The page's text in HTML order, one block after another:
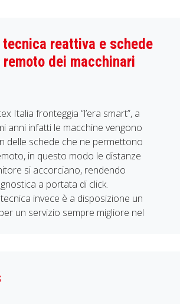
reattiva e schede
dei macchinari
Italia fronteggia “l’era smart”, a
anni infatti le macchine vengono
delle schede che ne permettono
in questo modo le distanze
si accorciano, rendendo
a portata di click.
tecnica invece è a disposizione un
un servizio sempre migliore nel